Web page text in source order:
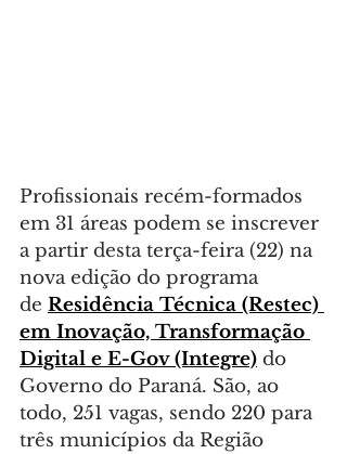
Profissionais recém-formados
em 31 áreas podem se inscrever
a partir desta terça-feira (22) na
nova edição do programa
de Residência Técnica (Restec)
em Inovação, Transformação
Digital e E-Gov (Integre) do
Governo do Paraná. São, ao
todo, 251 vagas, sendo 220 para
três municípios da Região